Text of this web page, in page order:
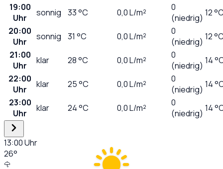
19:00
Uhr
sonnig 33°C 0,0L/m²
0
(niedrig) 12
20:00
Uhr
sonnig 31 °C 0,0L/m²
0
(niedrig) 12
21:00
Uhr
klar 28°C 0,0L/m²
0
(niedrig) 14
22:00
Uhr
klar 25°C 0,0L/m²
0
(niedrig) 14
23:00
Uhr
klar 24°C 0,0L/m²
0
(niedrig) 14
13:00Uhr
26°